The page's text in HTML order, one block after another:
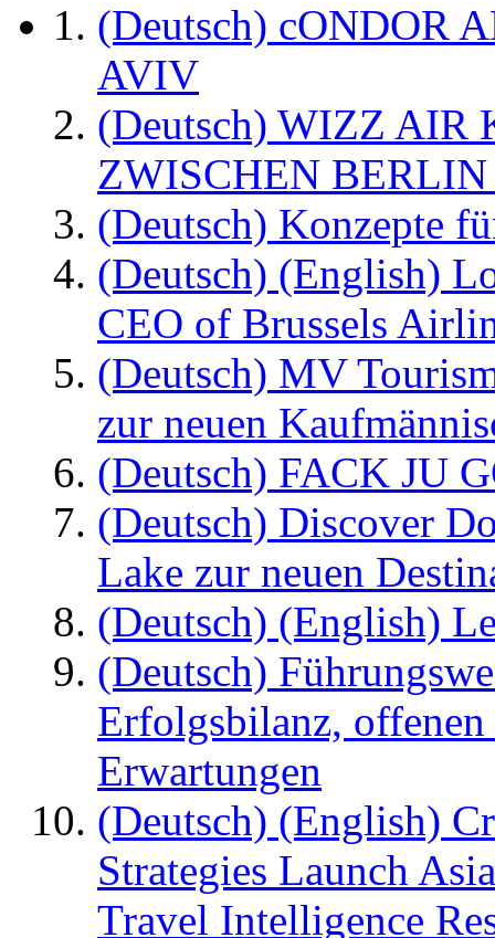
(Deutsch) cONDOR
AVIV
(Deutsch) WIZZ AIR
ZWISCHEN
(Deutsch) Konzepte
(Deutsch) (English)
CEO of Brussels
(Deutsch) MV
zur neuen
(Deutsch) FACK JU
(Deutsch) Discover
Lake zur neuen
(Deutsch) (English)
(Deutsch)
Erfolgsbilanz,
Erwartungen
(Deutsch) (English)
Strategies Launch
Travel Intelligence